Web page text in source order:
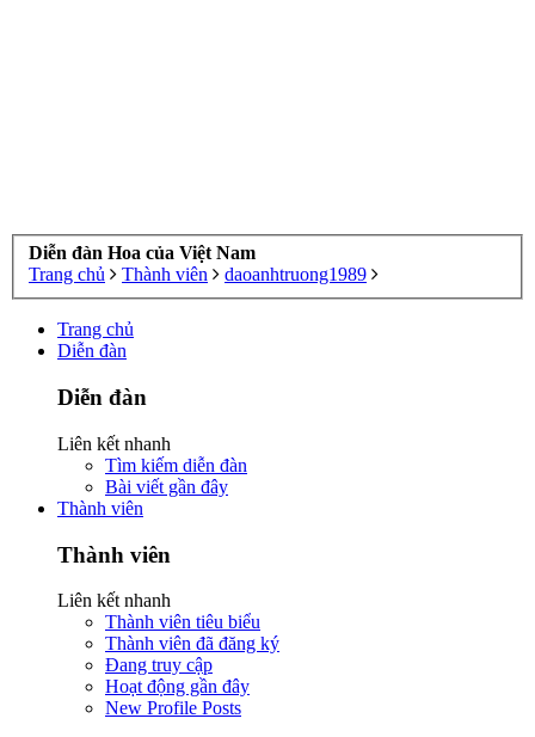
Diễn đàn Hoa của Việt Nam
Trang chủ
Thành viên daoanhtruong1989
Trang chủ
Diễn đàn
Diễn đàn
Liên kết nhanh
Tìm kiếm diễn đàn
Bài viết gần đây
Thành viên
Thành viên
Liên kết nhanh
Thành viên tiêu biểu
Thành viên đã đăng ký
Đang truy cập
Hoạt động gần đây
New Profile Posts